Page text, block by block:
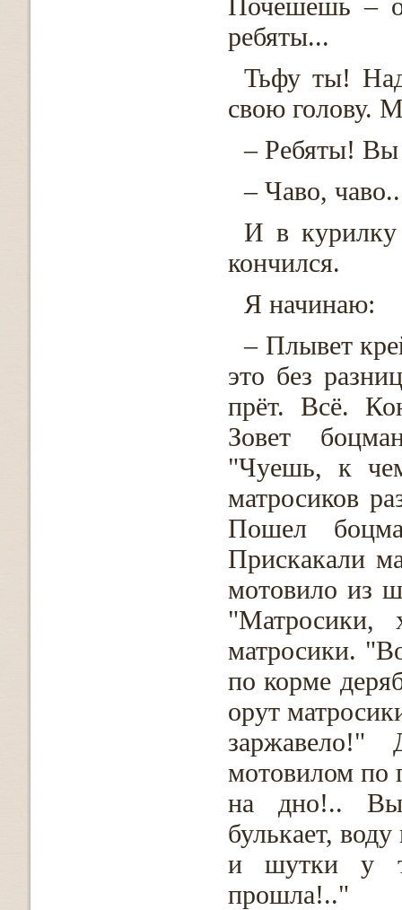
ребяты...
Тьфу ты!
свою голову.
– Ребяты! Вы
– Чаво,
И в курилку
кончился.
Я начинаю:
– Плывет
это без
прёт. Всё.
Зовет
"Чуешь, к
матросиков
Пошел
Прискакали
мотовило из
"Матросики,
матросики.
по корме
орут
мотовилом по
на дно!..
булькает,
и шутки у
прошла!.."